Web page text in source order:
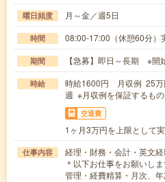
曜日頻度 月～金／週5日
時間 08:00-17:00（休憩60分）
期間 【急募】即日～長期 ※開
時給
時給1600円 月収例 25万
週 ※月収例を保証するもの
交通費
1ヶ月3万円を上限として
仕事内容
経理・財務・会計・英文経
＊以下お仕事をお願いし
管理・経費精算・月次、